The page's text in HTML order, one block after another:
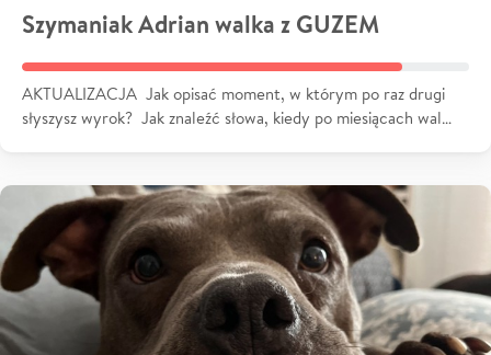
Szymaniak Adrian walka z GUZEM
AKTUALIZACJA Jak opisać moment, w którym po raz drugi
słyszysz wyrok? Jak znaleźć słowa, kiedy po miesiącach wal…